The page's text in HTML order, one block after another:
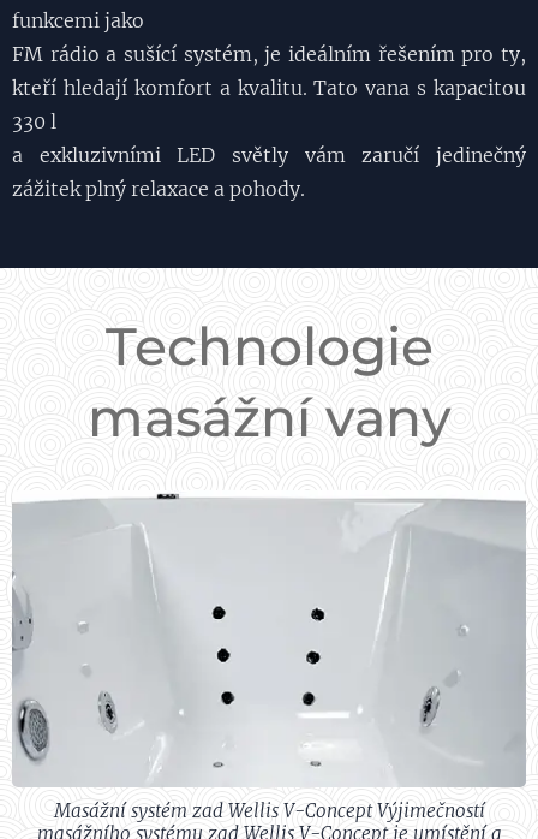
funkcemi jako
FM rádio a sušící systém, je ideálním řešením pro ty,
kteří hledají komfort a kvalitu. Tato vana s kapacitou
330 l
a exkluzivními LED světly vám zaručí jedinečný
zážitek plný relaxace a pohody.
Technologie
masážní vany
Masážní systém zad Wellis V-Concept Výjimečností
masážního systému zad Wellis V-Concept je umístění a